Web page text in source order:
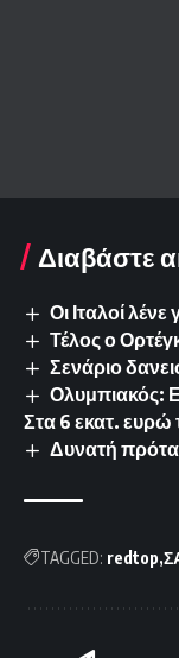
Διαβάστε
Οι Ιταλοί
Τέλος ο
Σενάριο
Ολυμπιακός:
Στα 6 εκατ. ευρώ
Δυνατή
TAGGED: redtop